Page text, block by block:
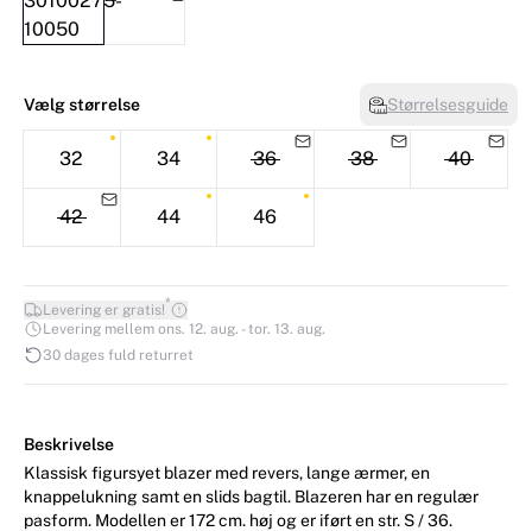
Vælg størrelse Størrelsesguide
32 34 36 38 40
42 44 46
Levering er gratis!*
Levering mellem ons. 12. aug. - tor. 13. aug.
30 dages fuld returret
Beskrivelse
Klassisk figursyet blazer med revers, lange ærmer, en
knappelukning samt en slids bagtil. Blazeren har en regulær
pasform. Modellen er 172 cm. høj og er iført en str. S / 36.